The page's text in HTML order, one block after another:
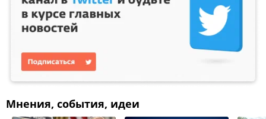
Мнения, события, идеи